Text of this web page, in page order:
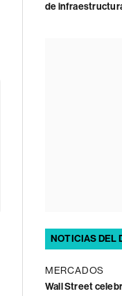
de
NOTICIAS DEL
MERCADOS
Wall Street